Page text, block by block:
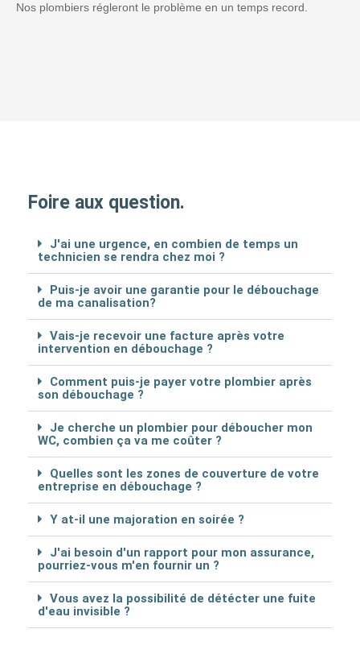
Nos plombiers régleront le problème en un temps record.
Foire aux question.
J'ai une urgence, en combien de temps un
technicien se rendra chez moi ?
Puis-je avoir une garantie pour le débouchage
de ma canalisation?
Vais-je recevoir une facture après votre
intervention en débouchage ?
Comment puis-je payer votre plombier après
son débouchage ?
Je cherche un plombier pour déboucher mon
WC, combien ça va me coûter ?
Quelles sont les zones de couverture de votre
entreprise en débouchage ?
Y at-il une majoration en soirée ?
J'ai besoin d'un rapport pour mon assurance,
pourriez-vous m'en fournir un ?
Vous avez la possibilité de détécter une fuite
d'eau invisible ?